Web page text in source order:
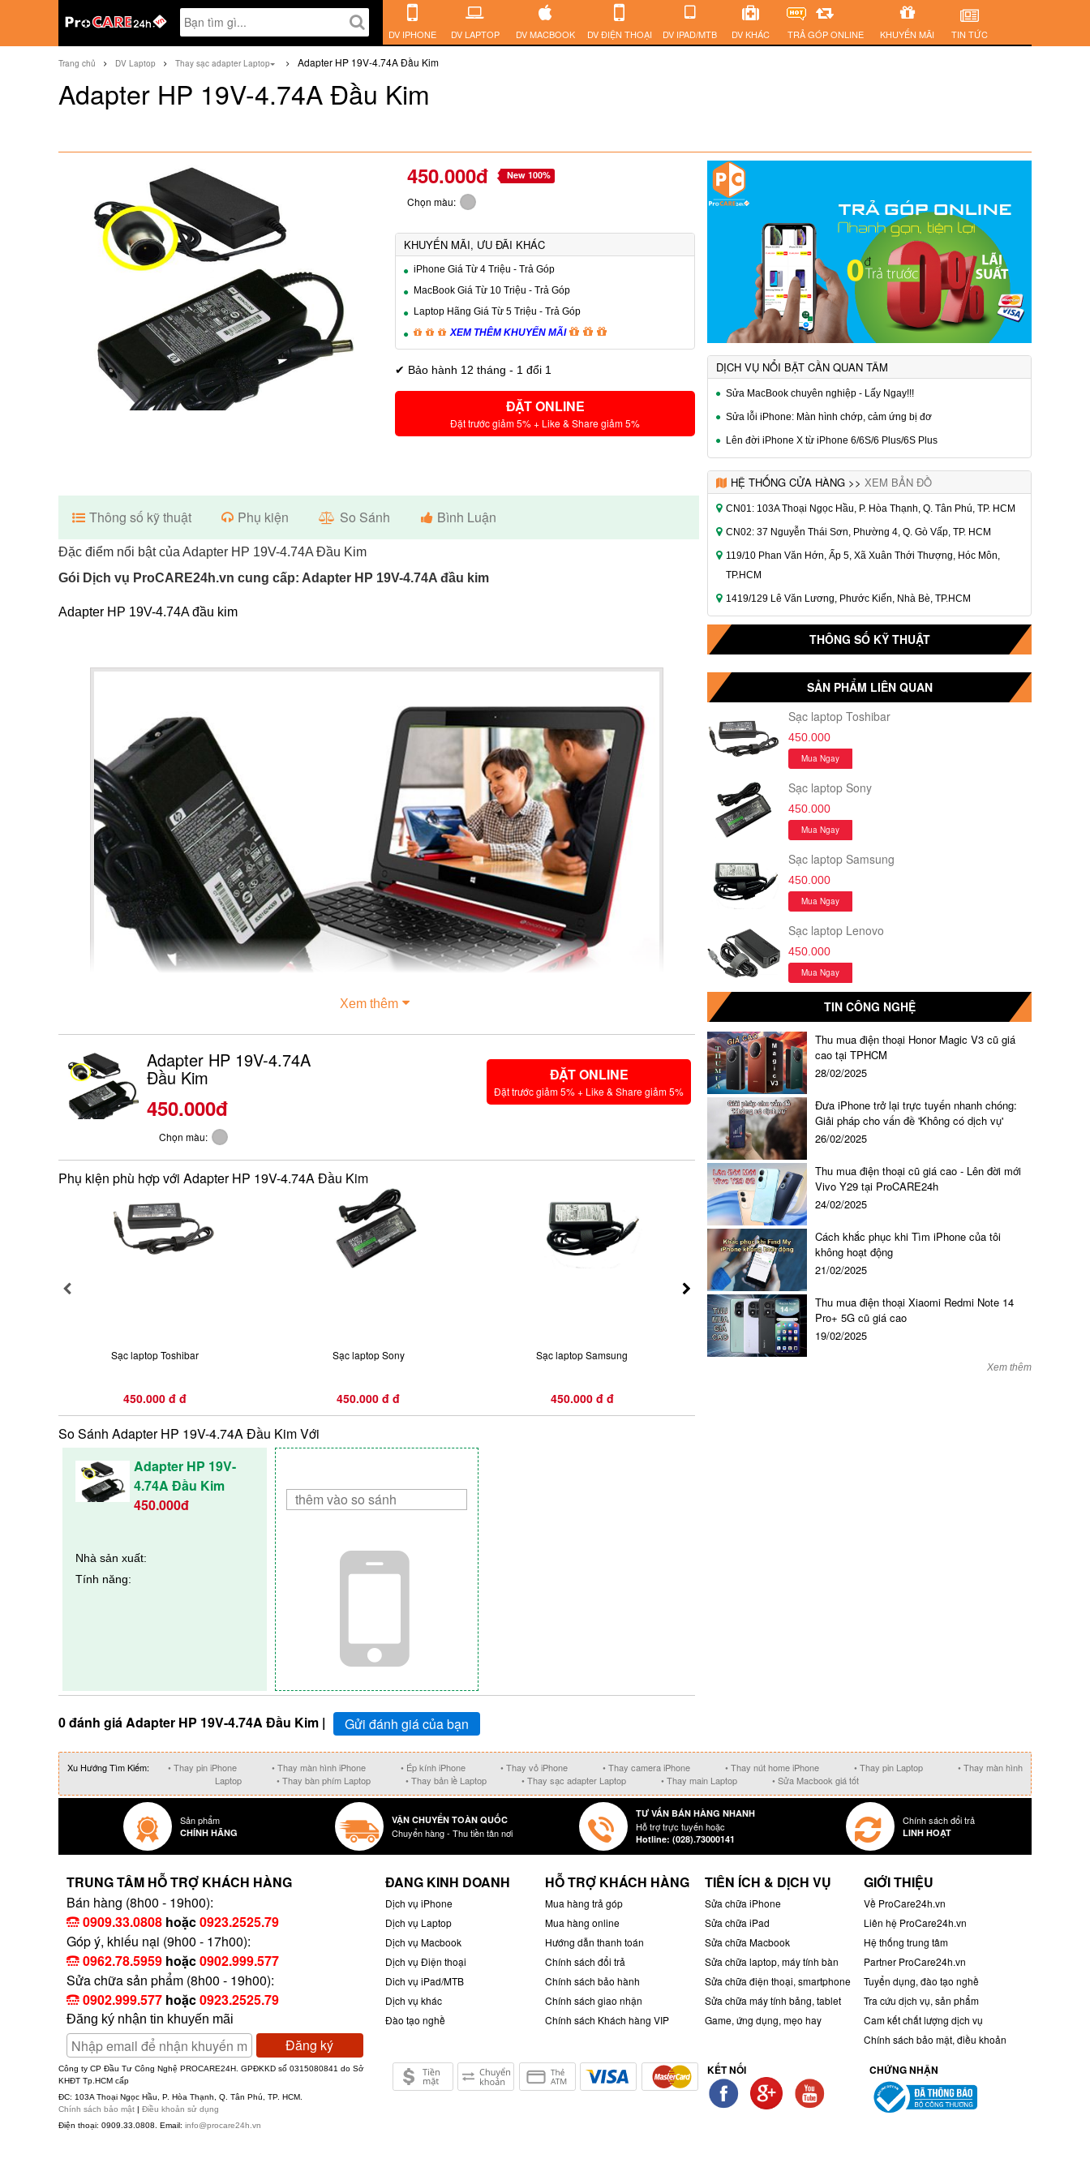
DV IPHONE DV LAPTOP DV MACBOOK DV ĐIỆN THOẠI DV IPAD/MTB DV KHÁC TRẢ GÓP ONLINE KHUYẾN MÃI TIN TỨC
Trang chủ DV Laptop Thay sạc adapter Laptop Adapter HP 19V-4.74A Đầu Kim
Adapter HP 19V-4.74A Đầu Kim
450.000đ New 100%
Chọn màu:
KHUYẾN MÃI, ƯU ĐÃI KHÁC
iPhone Giá Từ 4 Triệu - Trả Góp
MacBook Giá Từ 10 Triệu - Trả Góp
Laptop Hãng Giá Từ 5 Triệu - Trả Góp
XEM THÊM KHUYẾN MÃI
✔ Bảo hành 12 tháng - 1 đổi 1
ĐẶT ONLINE
Đặt trước giảm 5% + Like & Share giảm 5%
Thông số kỹ thuật Phụ kiện So Sánh Bình Luận
Đặc điểm nổi bật của Adapter HP 19V-4.74A Đầu Kim
Gói Dịch vụ ProCARE24h.vn cung cấp: Adapter HP 19V-4.74A đầu kim
Adapter HP 19V-4.74A đầu kim
Xem thêm
Adapter HP 19V-4.74A
Đầu Kim
450.000đ
Chọn màu:
ĐẶT ONLINE
Đặt trước giảm 5% + Like & Share giảm 5%
Phụ kiện phù hợp với Adapter HP 19V-4.74A Đầu Kim
Sạc laptop Toshibar
450.000 đ đ
Sạc laptop Sony
450.000 đ đ
Sạc laptop Samsung
450.000 đ đ
Sạc laptop Lenovo
So Sánh Adapter HP 19V-4.74A Đầu Kim Với
Adapter HP 19V-
4.74A Đầu Kim
450.000đ
Nhà sản xuất:
Tính năng:
0 đánh giá Adapter HP 19V-4.74A Đầu Kim | Gửi đánh giá của bạn
DỊCH VỤ NỔI BẬT CẦN QUAN TÂM
Sửa MacBook chuyên nghiệp - Lấy Ngay!!!
Sửa lỗi iPhone: Màn hình chớp, cảm ứng bị đơ
Lên đời iPhone X từ iPhone 6/6S/6 Plus/6S Plus
HỆ THỐNG CỬA HÀNG >> XEM BẢN ĐỒ
CN01: 103A Thoại Ngọc Hầu, P. Hòa Thạnh, Q. Tân Phú, TP. HCM
CN02: 37 Nguyễn Thái Sơn, Phường 4, Q. Gò Vấp, TP. HCM
119/10 Phan Văn Hớn, Ấp 5, Xã Xuân Thới Thượng, Hóc Môn,
TP.HCM
1419/129 Lê Văn Lương, Phước Kiển, Nhà Bè, TP.HCM
THÔNG SỐ KỸ THUẬT
SẢN PHẨM LIÊN QUAN
Sạc laptop Toshibar
450.000
Mua Ngay
Sạc laptop Sony
450.000
Mua Ngay
Sạc laptop Samsung
450.000
Mua Ngay
Sạc laptop Lenovo
450.000
Mua Ngay
TIN CÔNG NGHỆ
Thu mua điện thoại Honor Magic V3 cũ giá
cao tại TPHCM
28/02/2025
Đưa iPhone trở lại trực tuyến nhanh chóng:
Giải pháp cho vấn đề 'Không có dịch vụ'
26/02/2025
Thu mua điện thoại cũ giá cao - Lên đời mới
Vivo Y29 tại ProCARE24h
24/02/2025
Cách khắc phục khi Tìm iPhone của tôi
không hoạt động
21/02/2025
Thu mua điện thoại Xiaomi Redmi Note 14
Pro+ 5G cũ giá cao
19/02/2025
Xem thêm
Xu Hướng Tìm Kiếm: • Thay pin iPhone • Thay màn hình iPhone • Ép kính iPhone • Thay vỏ iPhone • Thay camera iPhone • Thay nút home iPhone • Thay pin Laptop
• Thay màn hình
Laptop
• Thay bàn phím Laptop • Thay bản lề Laptop • Thay sạc adapter Laptop • Thay main Laptop • Sửa Macbook giá tốt
Sản phẩm
CHÍNH HÃNG
VẬN CHUYỂN TOÀN QUỐC
Chuyển hàng - Thu tiền tân nơi
TƯ VẤN BÁN HÀNG NHANH
Hỗ trợ trực tuyến hoặc
Hotline: (028).73000141
Chính sách đổi trả
LINH HOẠT
TRUNG TÂM HỖ TRỢ KHÁCH HÀNG
Bán hàng (8h00 - 19h00):
0909.33.0808 hoặc0923.2525.79
Góp ý, khiếu nại (9h00 - 17h00):
0962.78.5959 hoặc0902.999.577
Sửa chữa sản phẩm (8h00 - 19h00):
0902.999.577 hoặc0923.2525.79
Đăng ký nhận tin khuyến mãi
Đăng ký
ĐANG KINH DOANH
Dịch vụ iPhone
Dịch vụ Laptop
Dịch vụ Macbook
Dịch vụ Điện thoại
Dich vụ iPad/MTB
Dịch vụ khác
Đào tạo nghề
HỖ TRỢ KHÁCH HÀNG
Mua hàng trả góp
Mua hàng online
Hướng dẫn thanh toán
Chính sách đổi trả
Chính sách bảo hành
Chính sách giao nhận
Chính sách Khách hàng VIP
TIÊN ÍCH & DỊCH VỤ
Sửa chữa iPhone
Sửa chữa iPad
Sửa chữa Macbook
Sửa chữa laptop, máy tính bàn
Sửa chữa điện thoại, smartphone
Sửa chữa máy tính bảng, tablet
Game, ứng dụng, mẹo hay
GIỚI THIỆU
Về ProCare24h.vn
Liên hệ ProCare24h.vn
Hệ thống trung tâm
Partner ProCare24h.vn
Tuyển dụng, đào tạo nghề
Tra cứu dịch vụ, sản phẩm
Cam kết chất lượng dịch vụ
Chính sách bảo mật, điều khoản
Công ty CP Đầu Tư Công Nghệ PROCARE24H. GPĐKKD số 0315080841 do Sở
KHĐT Tp.HCM cấp
ĐC: 103A Thoại Ngọc Hầu, P. Hòa Thạnh, Q. Tân Phú, TP. HCM.
Chính sách bảo mật | Điều khoản sử dụng
Điện thoại: 0909.33.0808. Email: info@procare24h.vn
KẾT NỐI CHỨNG NHẬN